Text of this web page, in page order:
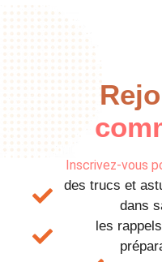
Inscrivez-vous
des trucs et
dans
les